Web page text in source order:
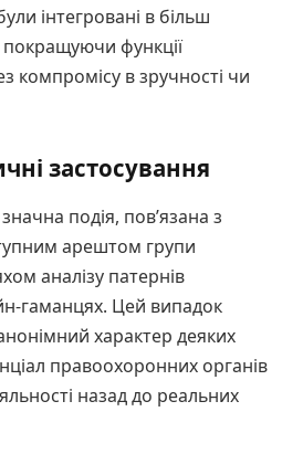
інтегровані в більш
покращуючи функції
компромісу в зручності чи
застосування
подія, пов’язана з
арештом групи
аналізу патернів
гаманцях. Цей випадок
характер деяких
правоохоронних органів
назад до реальних